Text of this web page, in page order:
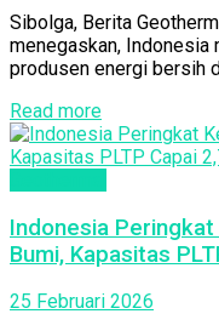
Sibolga, Berita
menegaskan, Indonesia
produsen energi bersih
Read more
Indonesia Peringkat
Bumi, Kapasitas
25 Februari 2026